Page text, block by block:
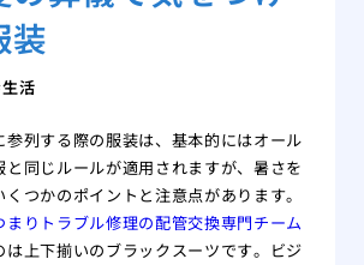
装
生活
参列する際の服装は、基本的にはオール
と同じルールが適用されますが、暑さを
つかのポイントと注意点があります。
まりトラブル修理の配管交換専門チーム
は上下揃いのブラックスーツです。ビジ